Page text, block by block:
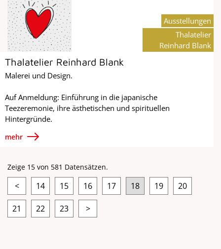
Thalatelier Reinhard Blank
Malerei und Design.
Auf Anmeldung: Einführung in die japanische
Teezeremonie, ihre ästhetischen und spirituellen
Hintergründe.
mehr
Ausstellungen
Thalatelier
Reinhard Blank
Zeige 15 von 581 Datensätzen.
< 14 15 16 17 18 19 20
21 22 23 >